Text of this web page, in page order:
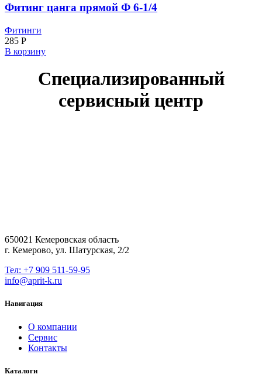
Фитинг цанга прямой Ф 6-1/4
Фитинги
285 Р
В корзину
Специализированный
сервисный центр
650021 Кемеровская область
г. Кемерово, ул. Шатурская, 2/2
Тел: +7 909 511-59-95
info@aprit-k.ru
Навигация
О компании
Сервис
Контакты
Каталоги